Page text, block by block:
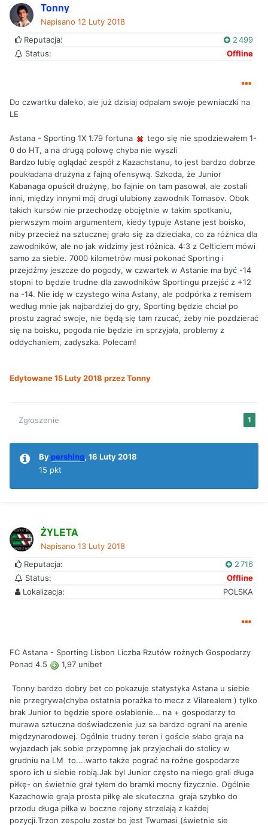
Tonny
Napisano 12 Luty 2018
Reputacja:
2 499
Status:
Offline
Do czwartku daleko, ale już dzisiaj odpalam swoje pewniaczki na
LE
Astana - Sporting 1X 1.79 fortuna
tego się nie spodziewałem 1-
0 do HT, a na drugą połowę chyba nie wyszli
Bardzo lubię oglądać zespół z Kazachstanu, to jest bardzo dobrze
poukładana drużyna z fajną ofensywą. Szkoda, że Junior
Kabanaga opuścił drużynę, bo fajnie on tam pasował, ale zostali
inni, między innymi mój drugi ulubiony zawodnik Tomasov. Obok
takich kursów nie przechodzę obojętnie w takim spotkaniu,
pierwszym moim argumentem, kiedy typuje Astane jest boisko,
niby przecież na sztucznej grało się za dzieciaka, co za różnica dla
zawodników, ale no jak widzimy jest różnica. 4:3 z Celticiem mówi
samo za siebie. 7000 kilometrów musi pokonać Sporting i
przejdźmy jeszcze do pogody, w czwartek w Astanie ma być -14
stopni to będzie trudne dla zawodników Sportingu przejść z +12
na -14. Nie idę w czystego wina Astany, ale podpórka z remisem
według mnie jak najbardziej do gry, Sporting będzie chciał po
prostu zagrać swoje, nie będą się tam rzucać, żeby nie pozdzierać
się na boisku, pogoda nie będzie im sprzyjała, problemy z
oddychaniem, zadyszka. Polecam!
Edytowane15 Luty 2018 przez Tonny
1
Zgłoszenie
By pershing, 16 Luty 2018
15 pkt
ŻYLETA
Napisano 13 Luty 2018
Reputacja:
2 716
Status:
Offline
Lokalizacja:
POLSKA
FC Astana - Sporting Lisbon Liczba Rzutów rożnych Gospodarzy
Ponad 4.5
1,97 unibet
Tonny bardzo dobry bet co pokazuje statystyka Astana u siebie
nie przegrywa(chyba ostatnia porażka to mecz z Vilarealem ) tylko
brak Junior to będzie spore osłabienie... na + gospodarzy to
murawa sztuczna doświadczenie juz sa bardzo ograni na arenie
międzynarodowej. Ogólnie trudny teren i goście słabo graja na
wyjazdach jak sobie przypomnę jak przyjechali do stolicy w
grudniu na LM to....warto także pograć na rożne gospodarze
sporo ich u siebie robią.Jak byl Junior często na niego grali długa
piłkę- on świetnie grał tyłem do bramki mocny fizycznie. Ogólnie
Kazachowie graja prosta piłkę ale skuteczna graja szybko do
przodu długa piłka w boczne rejony strzelają z każdej
pozycji.Trzon zespołu został bo jest Twumasi (świetnie sie